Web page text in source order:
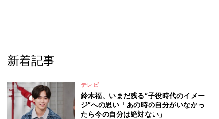
新着記事
テレビ
鈴木福、いまだ残る“子役時代のイメー
ジ”への思い「あの時の自分がいなかっ
たら今の自分は絶対ない」